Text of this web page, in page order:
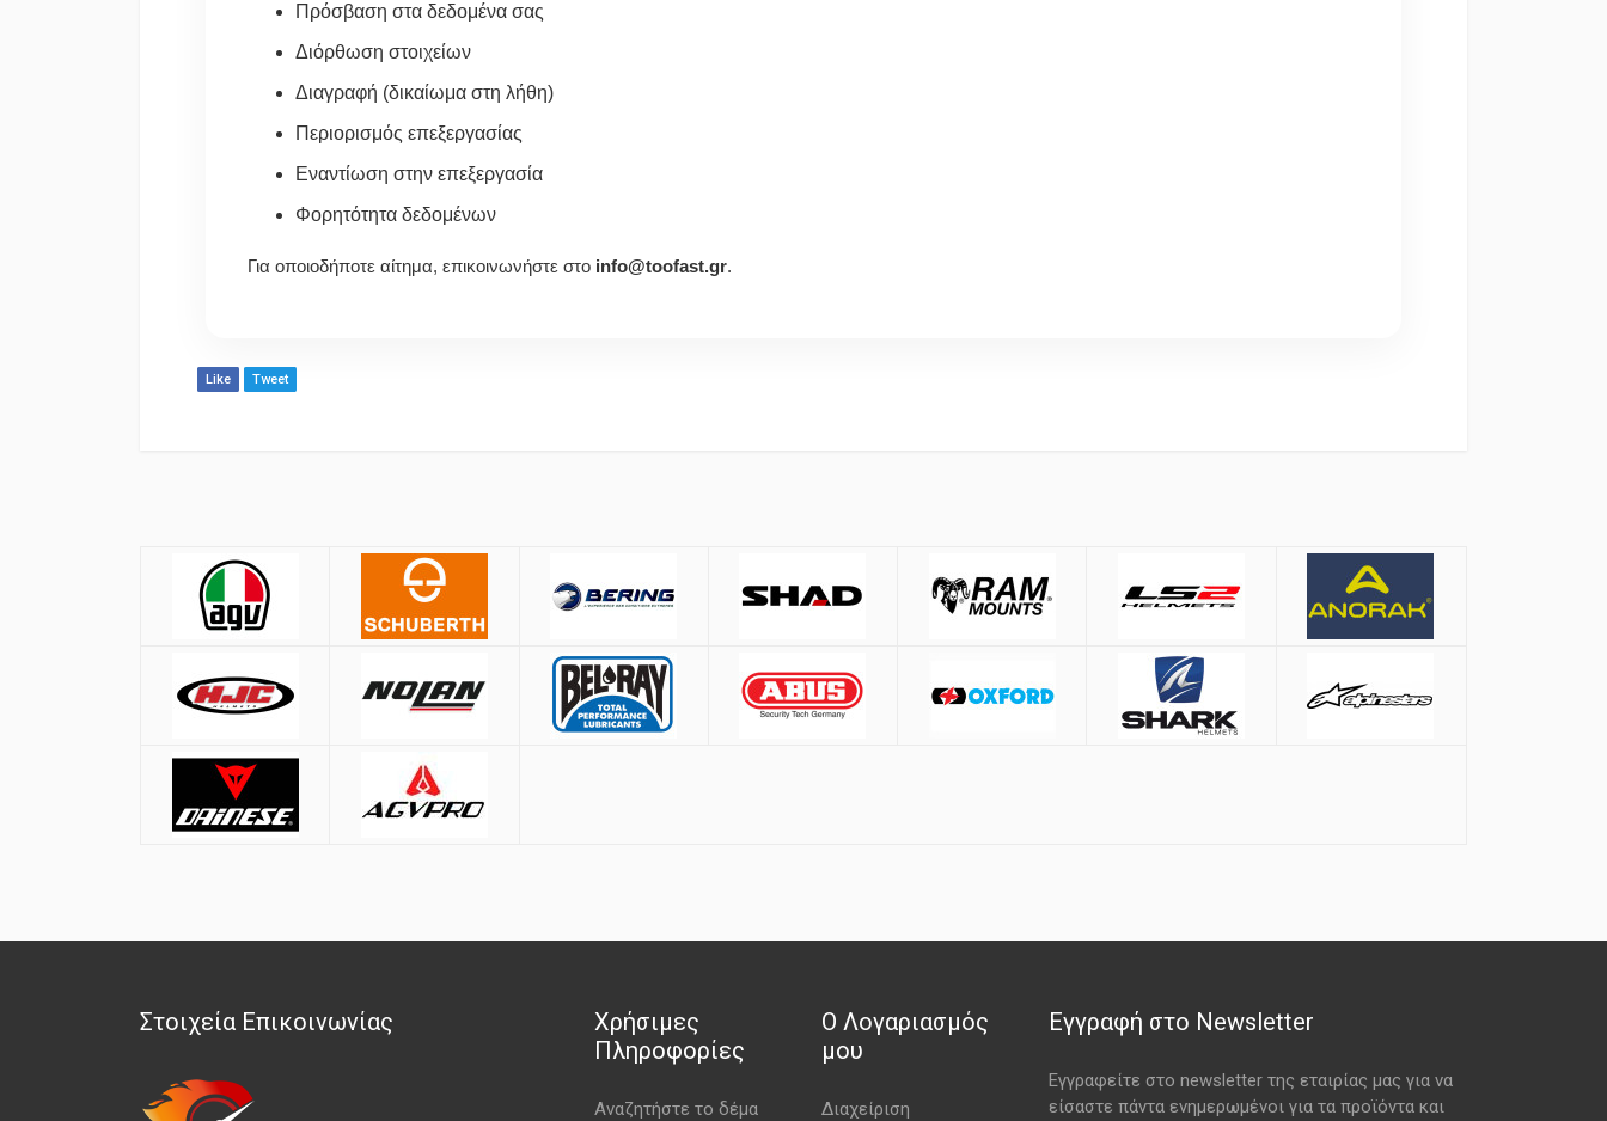
Πρόσβαση στα δεδομένα σας
Διόρθωση στοιχείων
Διαγραφή (δικαίωμα στη λήθη)
Περιορισμός επεξεργασίας
Εναντίωση στην επεξεργασία
Φορητότητα δεδομένων
Για οποιοδήποτε αίτημα, επικοινωνήστε στο info@toofast.gr.
Like Tweet
Στοιχεία Επικοινωνίας
Χρήσιμες
Πληροφορίες
Αναζητήστε το δέμα
Ο Λογαριασμός
μου
Διαχείριση
Εγγραφή στο Newsletter
Εγγραφείτε στο newsletter της εταιρίας μας για να
είσαστε πάντα ενημερωμένοι για τα προϊόντα και